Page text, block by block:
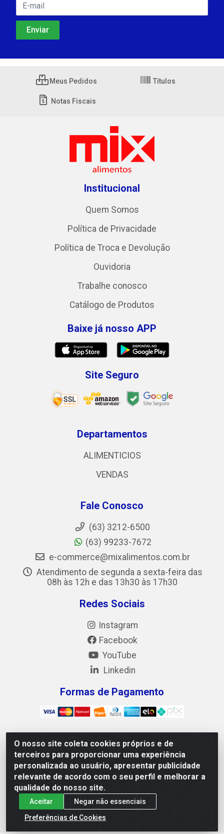
O nosso site coleta cookies próprios e de
terceiros para proporcionar uma experiência
personalizada ao usuário, apresentar publicidade
relevante de acordo com o seu perfil e melhorar a
qualidade do nosso site.
Aceitar
Negar não essenciais
Preferências de Cookies
Meus Pedidos Títulos
Notas Fiscais
Institucional
Quem Somos
Política de Privacidade
Política de Troca e Devolução
Ouvidoria
Trabalhe conosco
Catálogo de Produtos
Baixe já nosso APP
Site Seguro
Departamentos
ALIMENTICIOS
VENDAS
Fale Conosco
(63) 3212-6500
(63) 99233-7672
e-commerce@mixalimentos.com.br
Atendimento de segunda a sexta-feira das
08h às 12h e das 13h30 às 17h30
Redes Sociais
Instagram
Facebook
YouTube
Linkedin
Formas de Pagamento
Mix Alimentos LTDA - Quadra Asr Ne 55 (412 Norte),
Alameda 02, S/N - Plano Diretor Norte, Palmas/TO - CEP
77.006-540 - CNPJ 05.922.500/0001-02